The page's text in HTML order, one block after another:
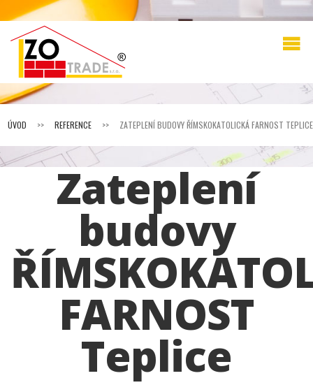
ÚVOD >> REFERENCE >> ZATEPLENÍ BUDOVY ŘÍMSKOKATOLICKÁ FARNOST TEPLICE
Zateplení
budovy
FARNOST
Teplice